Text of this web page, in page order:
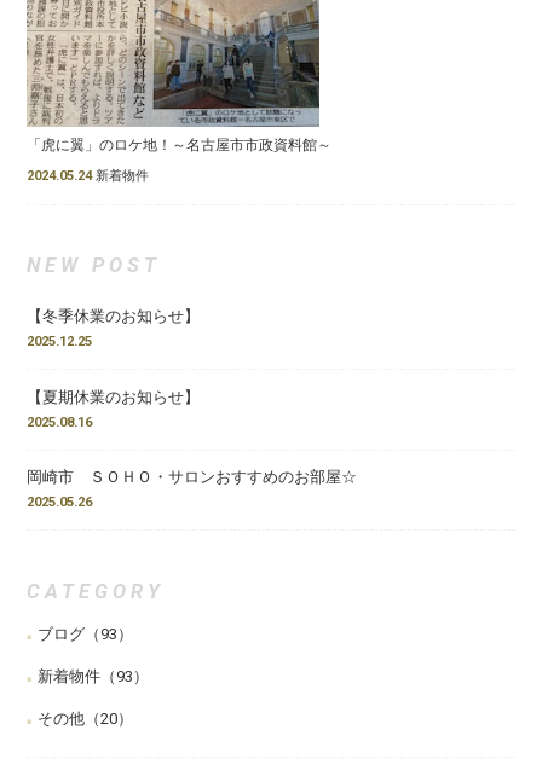
「虎に翼」のロケ地！～名古屋市市政資料館～
2024.05.24 新着物件
NEW POST
【冬季休業のお知らせ】
2025.12.25
【夏期休業のお知らせ】
2025.08.16
岡崎市 ＳＯＨＯ・サロンおすすめのお部屋☆
2025.05.26
CATEGORY
ブログ （93）
新着物件 （93）
その他 （20）